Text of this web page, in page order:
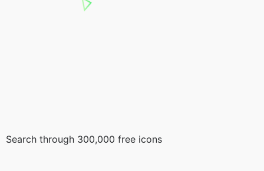
Search through 300,000 free icons